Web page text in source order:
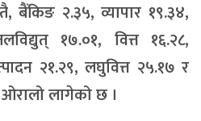
बैंकिङ २.३५, व्यापार १९.३४,
१७.०१, वित्त १६.२८,
२१.२९, लघुवित्त २५.१७ र
लागेको छ ।